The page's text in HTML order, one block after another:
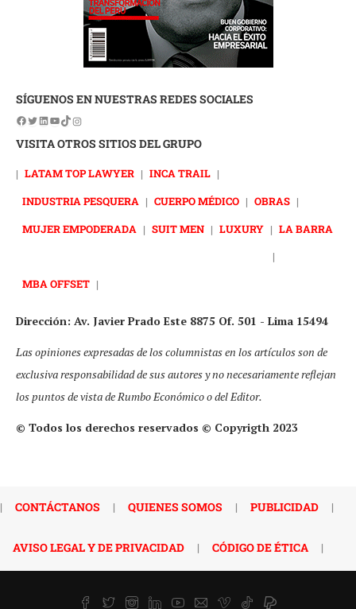
SÍGUENOS EN NUESTRAS REDES SOCIALES
VISITA OTROS SITIOS DEL GRUPO
| LATAM TOP LAWYER | INCA TRAIL |
INDUSTRIA PESQUERA | CUERPO MÉDICO | OBRAS |
MUJER EMPODERADA | SUIT MEN | LUXURY | LA BARRA
|
MBA OFFSET |
Dirección: Av. Javier Prado Este 8875 Of. 501 - Lima 15494
Las opiniones expresadas de los columnistas en los artículos son de
exclusiva responsabilidad de sus autores y no necesariamente reflejan
los puntos de vista de Rumbo Económico o del Editor.
© Todos los derechos reservados © Copyrigth 2023
| CONTÁCTANOS | QUIENES SOMOS | PUBLICIDAD |
AVISO LEGAL Y DE PRIVACIDAD | CÓDIGO DE ÉTICA |